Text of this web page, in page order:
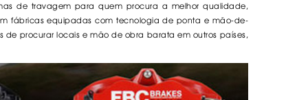
de travagem para quem procura a melhor qualidade,
fábricas equipadas com tecnologia de ponta e mão-de-
de procurar locais e mão de obra barata em outros países,